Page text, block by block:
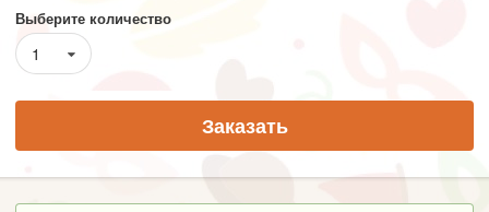
Выберите количество
1
Заказать